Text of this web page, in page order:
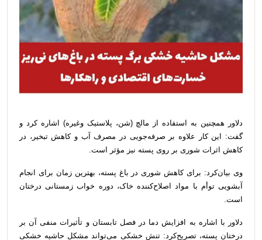
دلاور همچنین به استفاده از مالچ (شن، پلاستیک وغیره) اشاره کرد و
گفت: این کار علاوه بر صرفه‌جویی در مصرف آب و کاهش تبخیر، در
کاهش اثرات شوری بر روی پسته نیز مؤثر است.
وی بیان‌کرد: برای کاهش شوری در باغ پسته، بهترین زمان برای انجام
آبشویی توأم با مواد اصلاح‌کننده خاک، دوره خواب زمستانی درختان
است.
دلاور با اشاره به افزایش دما در فصل تابستان و تأثیرات منفی آن بر
درختان پسته، تصریح‌کرد: تنش خشکی می‌تواند مشکل حاشیه خشکی